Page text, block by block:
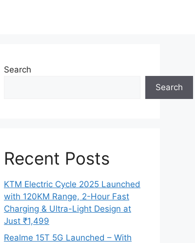
Search
Search
Recent Posts
KTM Electric Cycle 2025 Launched
with 120KM Range, 2-Hour Fast
Charging & Ultra-Light Design at
Just ₹1,499
Realme 15T 5G Launched – With